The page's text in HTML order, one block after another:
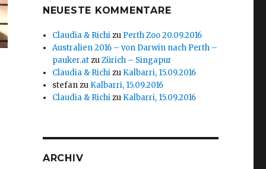
NEUESTE KOMMENTARE
Claudia & Richizu Perth Zoo 20.09.2016
Australien 2016 – von Darwin nach Perth –
pauker.atzuZürich – Singapur
Claudia & Richizu Kalbarri, 15.09.2016
stefanzu Kalbarri, 15.09.2016
Claudia & Richizu Kalbarri, 15.09.2016
ARCHIV